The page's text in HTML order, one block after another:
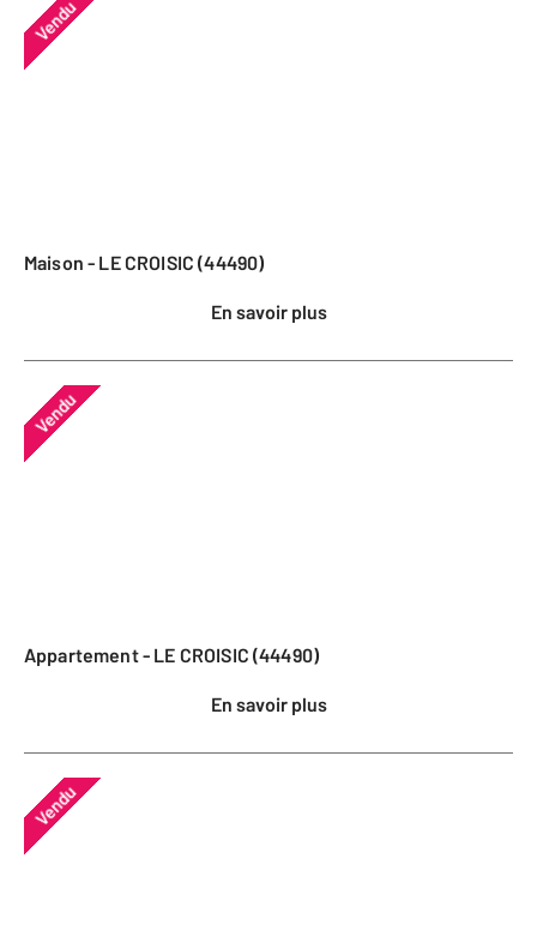
Vendu
Maison - LE CROISIC (44490)
En savoir plus
Vendu
Appartement - LE CROISIC (44490)
En savoir plus
Vendu